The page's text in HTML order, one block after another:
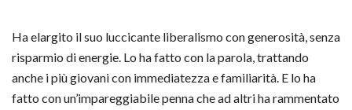
Ha elargito il suo luccicante liberalismo con generosità, senza
risparmio di energie. Lo ha fatto con la parola, trattando
anche i più giovani con immediatezza e familiarità. E lo ha
fatto con un’impareggiabile penna che ad altri ha rammentato